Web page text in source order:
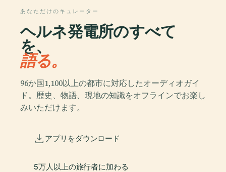
あなただけのキュレーター
ヘルネ発電所のすべて
を、
語る。
96か国1,100以上の都市に対応したオーディオガイ
ド。歴史、物語、現地の知識をオフラインでお楽し
みいただけます。
アプリをダウンロード
5万人以上の旅行者に加わる